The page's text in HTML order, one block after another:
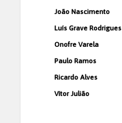
João Nascimento
Luís Grave Rodrigues
Onofre Varela
Paulo Ramos
Ricardo Alves
Vítor Julião